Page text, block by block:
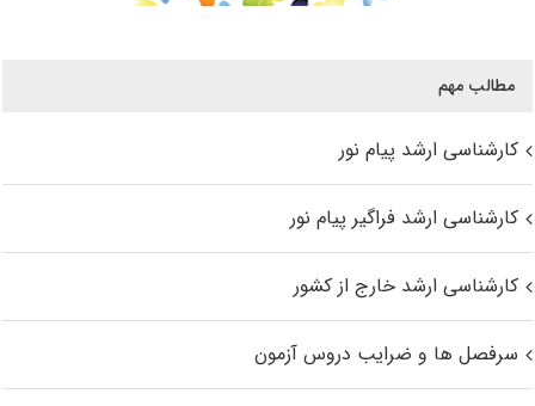
مطالب مهم
کارشناسی ارشد پیام نور
کارشناسی ارشد فراگیر پیام نور
کارشناسی ارشد خارج از کشور
سرفصل ها و ضرایب دروس آزمون